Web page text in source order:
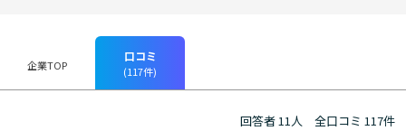
企業TOP
口コミ
(117件)
回答者 11人 全口コミ 117件